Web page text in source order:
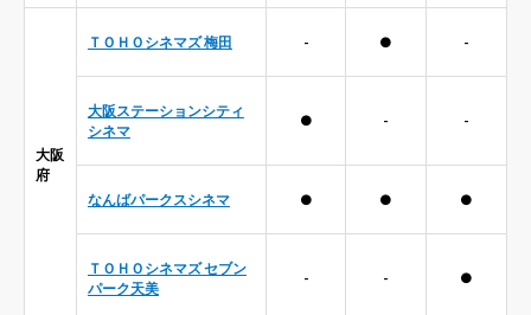
大阪
府
ＴＯＨＯシネマズ 梅田 - ● -
大阪ステーションシティ
シネマ
● - -
なんばパークスシネマ ● ● ●
ＴＯＨＯシネマズ セブン
パーク天美
- - ●